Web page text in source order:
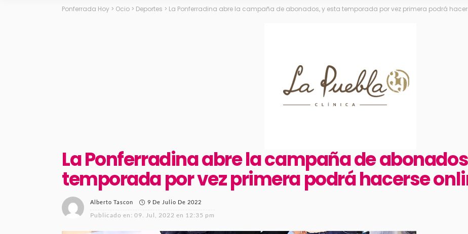
Ponferrada Hoy > Ocio > Deportes > La Ponferradina abre la campaña de abonados, y esta temporada por vez primera podrá
La Ponferradina abre la campaña de
temporada por vez primera podrá hacerse
Alberto Tascon 9 De Julio De 2022
Publicado en: 09. Jul, 2022 en 12:35 pm